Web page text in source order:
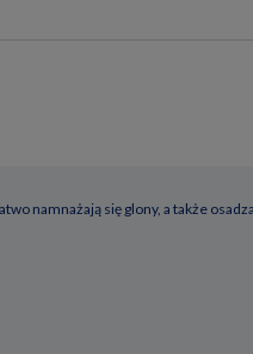
namnażają się glony, a także